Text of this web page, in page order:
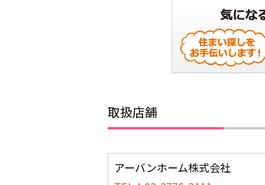
取扱店舗
アーバンホーム株式会社